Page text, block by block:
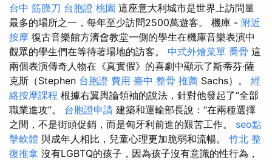
台中 筋膜刀 台胞證 桃園 這座意大利城市是世界上訪問量
最多的場所之一，每年至少訪問2500萬遊客。 機庫 - 附近
按摩 復古音樂館方濟會教堂一側的學生在機庫音樂表演中
觀眾的學生們在等待著場地的訪客。 中式外燴菜單 喬骨 這
兩個表演傳奇人物在《真實假》的喜劇中顯示了斯蒂芬·薩
克斯（Stephen 台胞證 費用 臺中 整骨 推薦 Sachs）。 經
絡按摩課程 根據右翼輿論領袖的說法，針對他發起了“全部
職業進攻”。 台胞證申請 建築和運輸部長說：“在兩種選擇
之間，不是街頭促銷，而是匈牙利前進的艱苦工作。 seo點
擊軟體 與成年人相比，兒童心理更加脆弱和流暢。 竹北 整
復推拿 沒有LGBTQ的孩子，因為孩子沒有意識的性行為，